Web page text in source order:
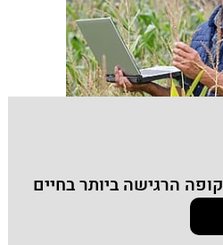
הרגישה ביותר בחיים